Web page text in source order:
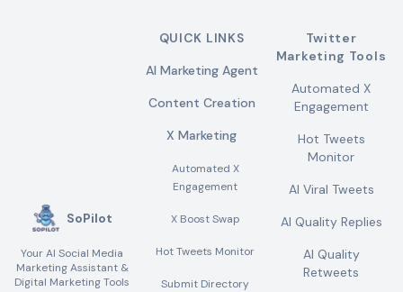
SoPilot
Your AI Social Media
Marketing Assistant &
Digital Marketing Tools
QUICK LINKS
AI Marketing Agent
Content Creation
X Marketing
Automated X
Engagement
X Boost Swap
Hot Tweets Monitor
Submit Directory
Twitter
Marketing Tools
Automated X
Engagement
Hot Tweets
Monitor
AI Viral Tweets
AI Quality Replies
AI Quality
Retweets